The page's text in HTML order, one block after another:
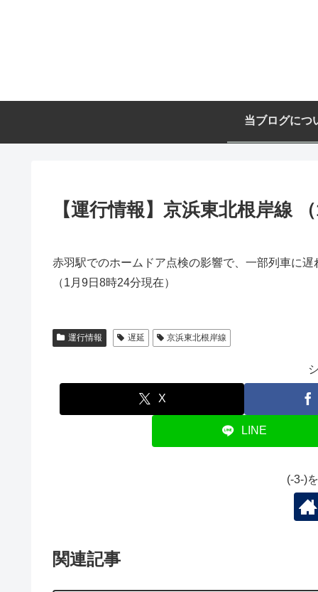
当ブログにつ
【運行情報】京浜東北根岸線
赤羽駅でのホームドア点検の影響で、一部列車に遅
（1月9日8時24分現在）
運行情報 遅延 京浜東北根岸線
X
LINE
(-3-)
関連記事